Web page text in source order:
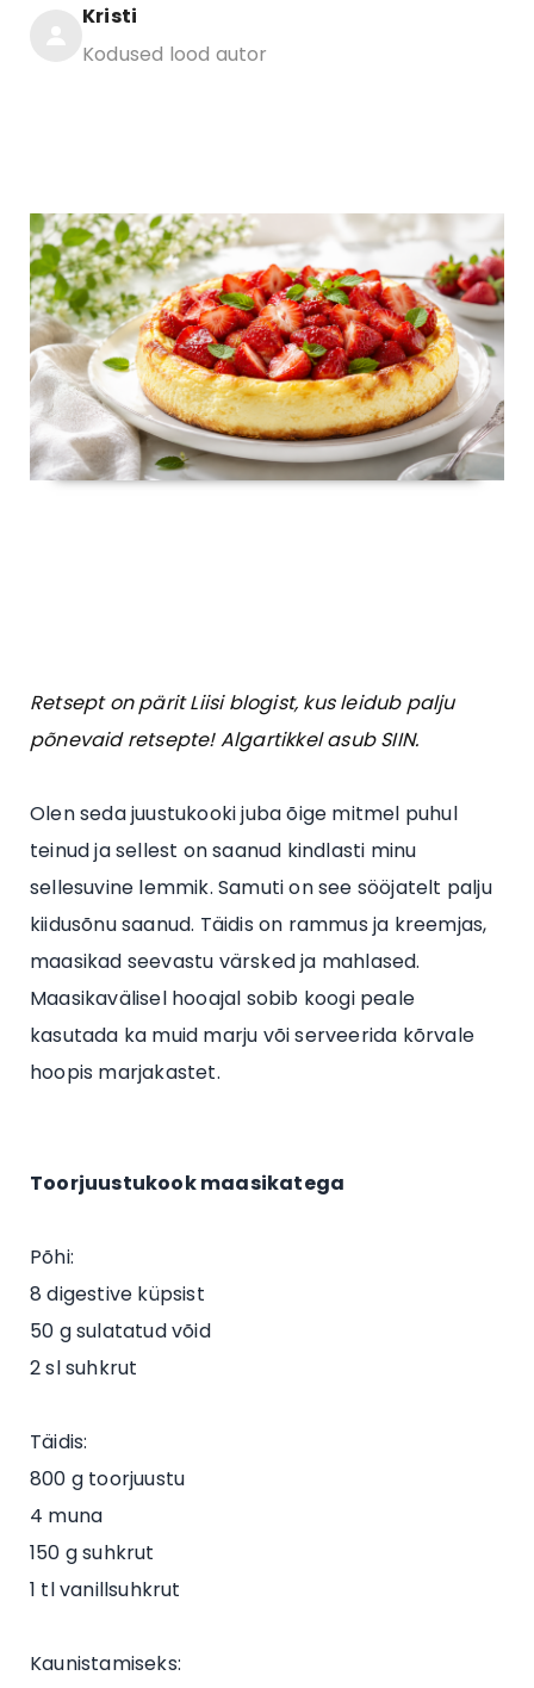
Kristi
Kodused lood autor
Retsept on pärit Liisi blogist, kus leidub palju
põnevaid retsepte! Algartikkel asub SIIN.
Olen seda juustukooki juba õige mitmel puhul
teinud ja sellest on saanud kindlasti minu
sellesuvine lemmik. Samuti on see sööjatelt palju
kiidusõnu saanud. Täidis on rammus ja kreemjas,
maasikad seevastu värsked ja mahlased.
Maasikavälisel hooajal sobib koogi peale
kasutada ka muid marju või serveerida kõrvale
hoopis marjakastet.
Toorjuustukook maasikatega
Põhi:
8 digestive küpsist
50 g sulatatud võid
2 sl suhkrut
Täidis:
800 g toorjuustu
4 muna
150 g suhkrut
1 tl vanillsuhkrut
Kaunistamiseks: